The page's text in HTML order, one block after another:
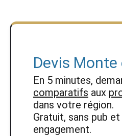
Devis
En 5 minutes,
comparatifs aux
dans votre région.
Gratuit, sans pub et
engagement.